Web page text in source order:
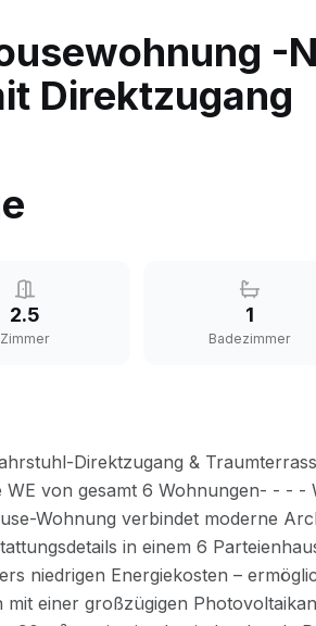
-
Direktzugang
2.5
Zimmer
1
Badezimmer